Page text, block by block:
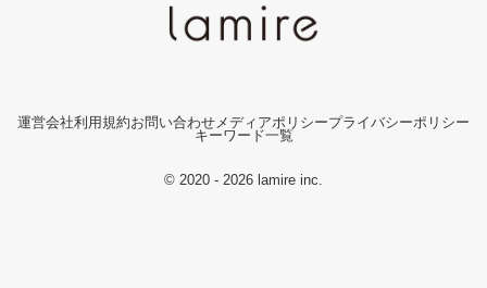
運営会社利用規約お問い合わせメディアポリシープライバシーポリシー
キーワード一覧
© 2020 - 2026 lamire inc.